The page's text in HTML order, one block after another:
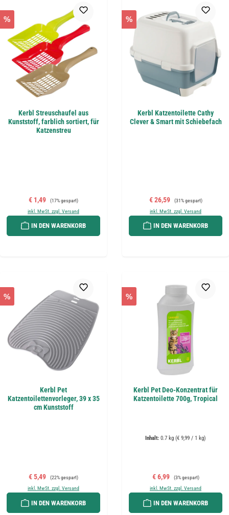
%
Kerbl Streuschaufel aus
Kunststoff, farblich sortiert, für
Katzenstreu
Verkaufspreis:
€ 1,49 Regulärer Preis:
(17% gespart)
inkl. MwSt. zzgl. Versand
IN DEN WARENKORB
%
Kerbl Katzentoilette Cathy
Clever & Smart mit Schiebefach
Verkaufspreis:
€ 26,59 Regulärer Preis:
(31% gespart)
inkl. MwSt. zzgl. Versand
IN DEN WARENKORB
%
Kerbl Pet
Katzentoilettenvorleger, 39 x 35
cm Kunststoff
Verkaufspreis:
€ 5,49 Regulärer Preis:
(22% gespart)
inkl. MwSt. zzgl. Versand
IN DEN WARENKORB
%
Kerbl Pet Deo-Konzentrat für
Katzentoilette 700g, Tropical
Inhalt: 0.7 kg (€ 9,99 / 1 kg)
Verkaufspreis:
€ 6,99 Regulärer Preis:
(3% gespart)
inkl. MwSt. zzgl. Versand
IN DEN WARENKORB